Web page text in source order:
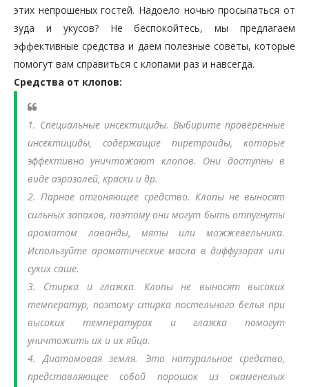
этих непрошеных гостей. Надоело ночью просыпаться от
зуда и укусов? Не беспокойтесь, мы предлагаем
эффективные средства и даем полезные советы, которые
помогут вам справиться с клопами раз и навсегда.
Средства от клопов:
1. Специальные инсектициды. Выбирите проверенные
инсектициды, содержащие пиретроиды, которые
эффективно уничтожают клопов. Они доступны в
виде аэрозолей, краски и др.
2. Парное отгоняющее средство. Клопы не выносят
сильных запахов, поэтому они могут быть отпугнуты
ароматом лаванды, мяты или можжевельника.
Используйте ароматические масла в диффузорах или
сухих саше.
3. Стирка и глажка. Клопы не выносят высоких
температур, поэтому стирка постельного белья при
высоких температурах и глажка помогут
уничтожить их и их яйца.
4. Диатомовая земля.
Это натуральное средство,
представляющее собой порошок из окаменелых